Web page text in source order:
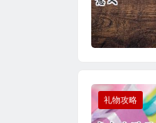
礼物攻略